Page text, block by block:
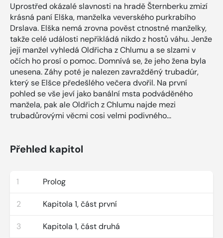
Uprostřed okázalé slavnosti na hradě Šternberku zmizí
krásná paní Elška, manželka veverského purkrabího
Drslava. Elška nemá zrovna pověst ctnostné manželky,
takže celé události nepřikládá nikdo z hostů váhu. Jenže
její manžel vyhledá Oldřicha z Chlumu a se slzami v
očích ho prosí o pomoc. Domnívá se, že jeho žena byla
unesena. Záhy poté je nalezen zavražděný trubadúr,
který se Elšce předešlého večera dvořil. Na první
pohled se vše jeví jako banální msta podváděného
manžela, pak ale Oldřich z Chlumu najde mezi
trubadůrovými věcmi cosi velmi podivného...
Přehled kapitol
1 Prolog
2 Kapitola 1, část první
3 Kapitola 1, část druhá